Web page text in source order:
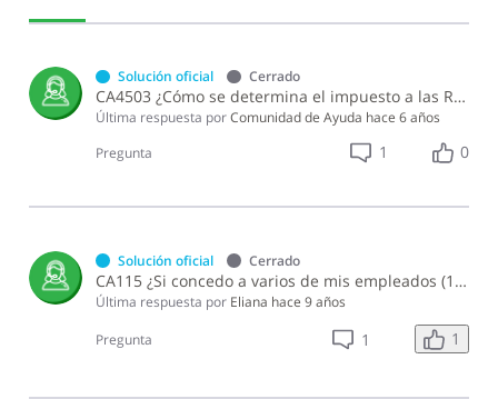
Retribuciones
Solución oficial Cerrado
CA4503 ¿Cómo se determina el impuesto a las Retribuciones Complementarias?
Última respuesta porComunidad de Ayuda hace 6 años
Pregunta
1 0
Solución oficial Cerrado
CA115 ¿Si concedo a varios de mis empleados (10 o más) el mismo beneficio en especie puedo considerar el gasto como una retribución complementaria independientemente de la cantidad de empleados que lo reciban?
Última respuesta por Eliana hace 9 años
Pregunta 1 1